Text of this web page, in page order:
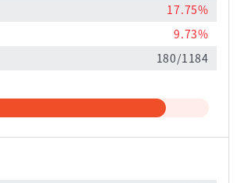
17.75%
9.73%
180/1184